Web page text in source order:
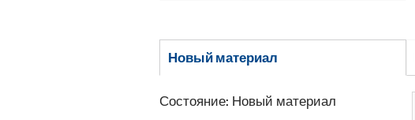
Новый материал
Состояние: Новый материал